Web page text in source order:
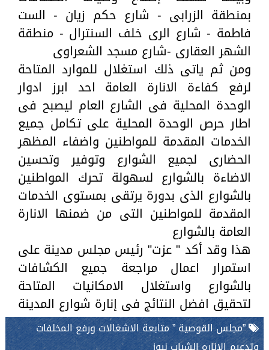
بمنطقة الزرابى - شارع حكم زيان - الست
فاطمة - شارع الرى خلف السنترال - منطقة
الشهر العقارى -شارع مسجد الشعراوى
ومن ثم ياتى ذلك استغلال للموارد المتاحة
لرفع كفاءة الانارة العامة احد ابرز ادوار
الوحدة المحلية فى الشارع العام ليصبح فى
اطار حرص الوحدة المحلية على تكامل جميع
الخدمات المقدمة للمواطنين واضفاء المظهر
الحضارى لجميع الشوارع وتوفير وتحسين
الاضاءة بالشوارع لسهولة تحرك المواطنين
بالشوارع الذى بدورة يرتقى بمستوى الخدمات
المقدمة للمواطنين التى من ضمنها الانارة
العامة بالشوارع
هذا وقد أكد " عزت" رئيس مجلس مدينة على
استمرار اعمال مراجعة جميع الكشافات
بالشوارع واستغلال الامكانيات المتاحة
لتحقيق افضل النتائج فى إنارة شوارع المدينة
”مجلس القوصية ” متابعة الاشغالات ورفع المخلفات